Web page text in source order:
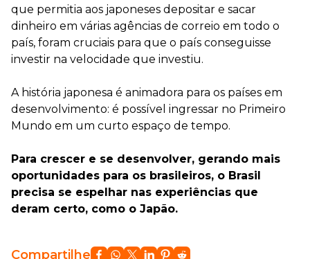
que permitia aos japoneses depositar e sacar
dinheiro em várias agências de correio em todo o
país, foram cruciais para que o país conseguisse
investir na velocidade que investiu.
A história japonesa é animadora para os países em
desenvolvimento: é possível ingressar no Primeiro
Mundo em um curto espaço de tempo.
Para crescer e se desenvolver, gerando mais
oportunidades para os brasileiros, o Brasil
precisa se espelhar nas experiências que
deram certo, como o Japão.
Compartilhe